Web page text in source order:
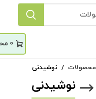
0
محصولات نوشیدنی
نوشیدنی